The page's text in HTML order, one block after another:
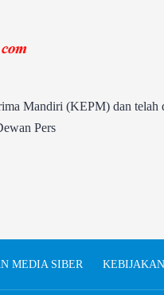
Mandiri (KEPM) dan telah
Pers
MEDIA SIBER